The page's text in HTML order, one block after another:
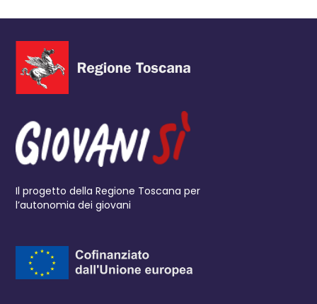
Il progetto della Regione Toscana per
l’autonomia dei giovani